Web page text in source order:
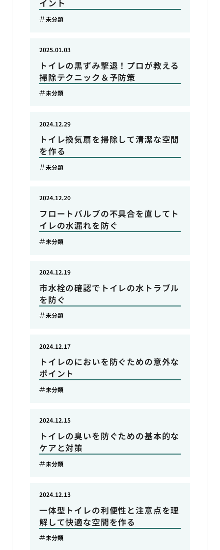
イント
未分類
トイレの黒ずみ撃退！プロが教える
掃除テクニック＆予防策
2025.01.03
未分類
トイレ換気扇を掃除して清潔な空間
を作る
2024.12.29
未分類
フロートバルブの不具合を直してト
イレの水漏れを防ぐ
2024.12.20
未分類
市水栓の確認でトイレの水トラブル
を防ぐ
2024.12.19
未分類
トイレのにおいを防ぐための意外な
ポイント
2024.12.17
未分類
トイレの臭いを防ぐための基本的な
ケアと対策
2024.12.15
未分類
一体型トイレの利便性と注意点を理
解して快適な空間を作る
2024.12.13
未分類